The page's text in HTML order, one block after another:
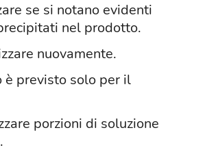
se si notano evidenti
nel prodotto.
nuovamente.
è previsto solo per il
porzioni di soluzione